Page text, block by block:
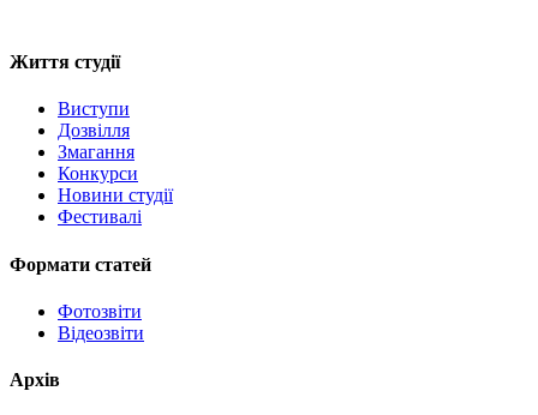
Життя студії
Виступи
Дозвілля
Змагання
Конкурси
Новини студії
Фестивалі
Формати статей
Фотозвіти
Відеозвіти
Архів